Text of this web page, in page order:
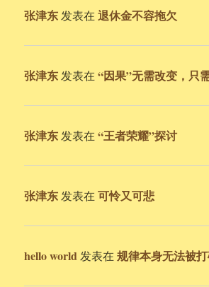
张津东 发表在退休金不容拖欠
张津东 发表在“因果”无需改变，只
张津东 发表在“王者荣耀”探讨
张津东 发表在可怜又可悲
hello world 发表在规律本身无法被